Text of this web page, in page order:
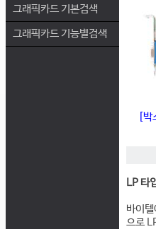
그래픽카드 기본검색
그래픽카드 기능별검색
[박
LP 타
바이
으로